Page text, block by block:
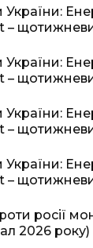
України:
–
України:
–
України:
–
України:
–
росії
2026 року)